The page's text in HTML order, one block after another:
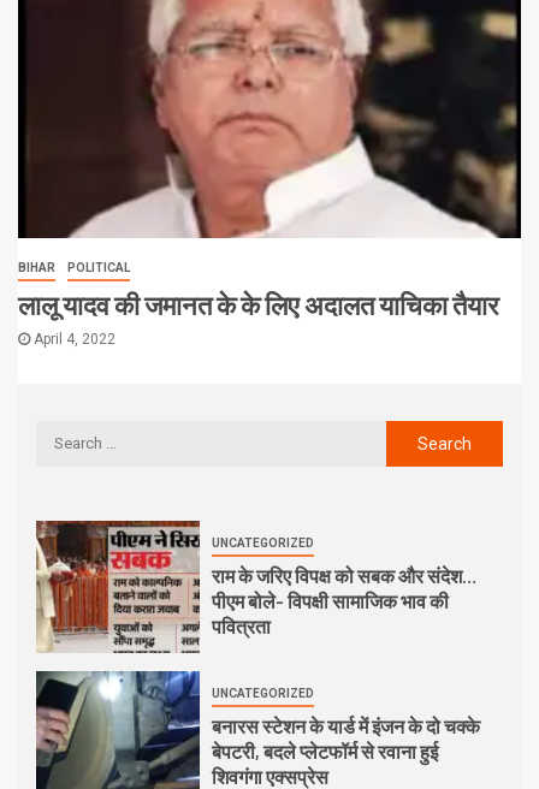
BIHAR POLITICAL
लालू यादव की जमानत के के लिए अदालत याचिका तैयार
April 4, 2022
UNCATEGORIZED
राम के जरिए विपक्ष को सबक और संदेश…
पीएम बोले- विपक्षी सामाजिक भाव की
पवित्रता
UNCATEGORIZED
बनारस स्टेशन के यार्ड में इंजन के दो चक्के
बेपटरी, बदले प्लेटफॉर्म से रवाना हुई
शिवगंगा एक्सप्रेस